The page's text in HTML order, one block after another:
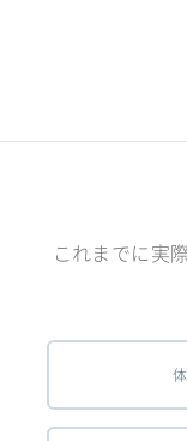
これまでに実